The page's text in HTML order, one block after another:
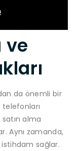
ve
da önemli bir
telefonları
alma
Aynı zamanda,
sağlar.